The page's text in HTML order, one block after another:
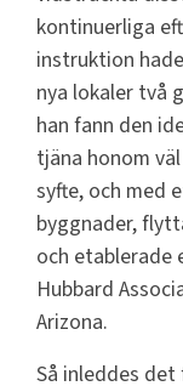
kontinuerliga
instruktion
nya lokaler två
han fann den
tjäna honom
syfte, och med
byggnader,
och
Hubbard
Arizona.
Så inleddes